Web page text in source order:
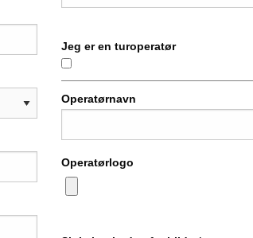
Jeg er en turoperatør
Operatørnavn
Operatørlogo